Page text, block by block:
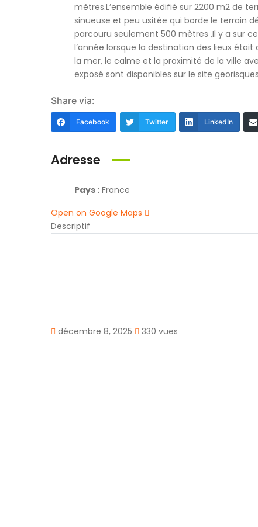
mètres.L’ensemble édifié sur 2200 m2 de
sinueuse et peu usitée qui borde le terrain
parcouru seulement 500 mètres ,Il y a sur
l’année lorsque la destination des lieux
la mer, le calme et la proximité de la ville
exposé sont disponibles sur le site
Share via:
Facebook Twitter LinkedIn
Adresse
Pays : France
Open on Google Maps
Descriptif
décembre 8, 2025
330 vues